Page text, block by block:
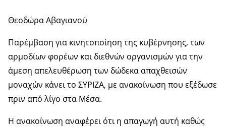
Θεοδώρα Αβαγιανού
Παρέμβαση για κινητοποίηση της κυβέρνησης, των
αρμοδίων φορέων και διεθνών οργανισμών για την
άμεση απελευθέρωση των δώδεκα απαχθεισών
μοναχών κάνει το ΣΥΡΙΖΑ, με ανακοίνωση που εξέδωσε
πριν από λίγο στα Μέσα.
Η ανακοίνωση αναφέρει ότι η απαγωγή αυτή καθώς